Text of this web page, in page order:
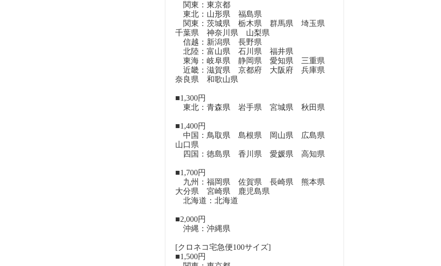
関東：東京都
東北：山形県 福島県
関東：茨城県 栃木県 群馬県 埼玉県
千葉県 神奈川県 山梨県
信越：新潟県 長野県
北陸：富山県 石川県 福井県
東海：岐阜県 静岡県 愛知県 三重県
近畿：滋賀県 京都府 大阪府 兵庫県
奈良県 和歌山県
■1,300円
東北：青森県 岩手県 宮城県 秋田県
■1,400円
中国：鳥取県 島根県 岡山県 広島県
山口県
四国：徳島県 香川県 愛媛県 高知県
■1,700円
九州：福岡県 佐賀県 長崎県 熊本県
大分県 宮崎県 鹿児島県
北海道：北海道
■2,000円
沖縄：沖縄県
[クロネコ宅急便100サイズ]
■1,500円